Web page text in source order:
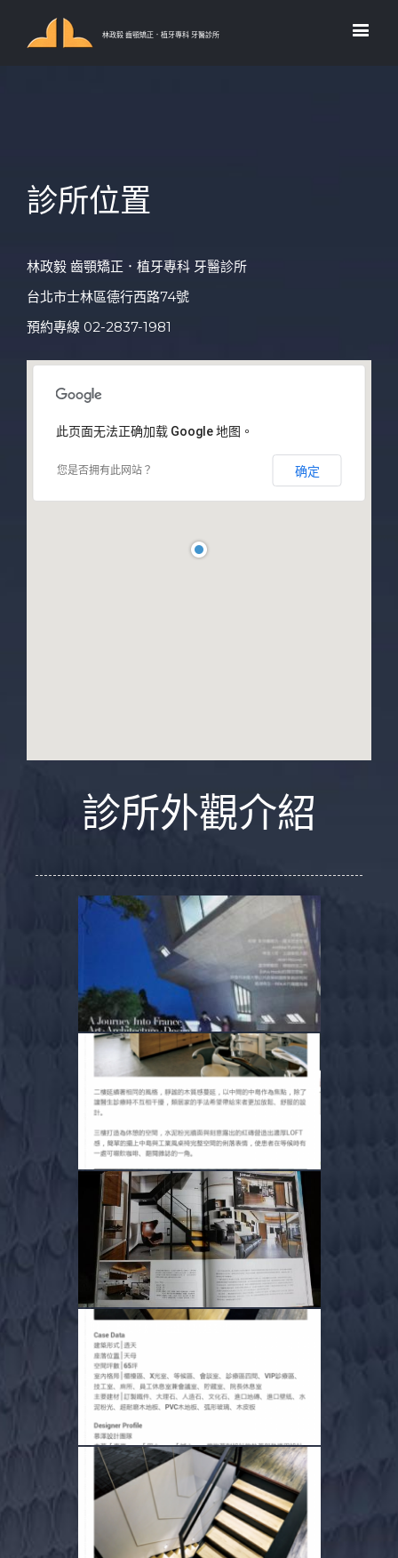
林政毅 齒顎矯正．植牙專科 牙醫診所
診所位置
林政毅 齒顎矯正．植牙專科 牙醫診所
台北市士林區德行西路74號
預約專線 02-2837-1981
此页面无法正确加载 Google 地图。
您是否拥有此网站？ 确定
診所外觀介紹